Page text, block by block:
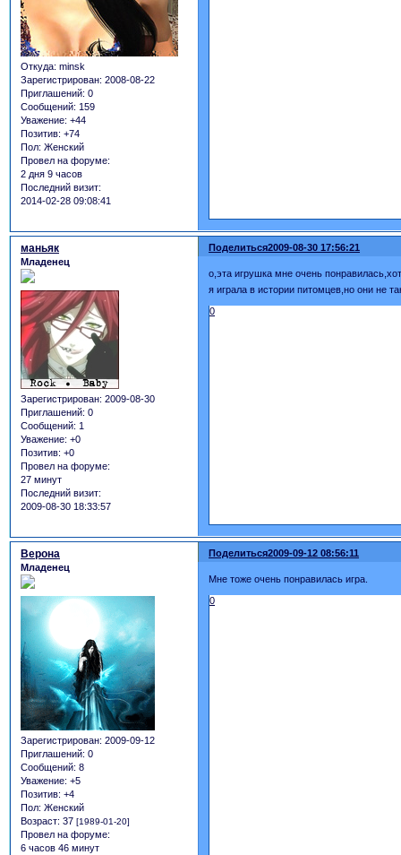
Откуда: minsk
Зарегистрирован: 2008-08-22
Приглашений: 0
Сообщений: 159
Уважение: +44
Позитив: +74
Пол: Женский
Провел на форуме:
2 дня 9 часов
Последний визит:
2014-02-28 09:08:41
Поделиться2009-08-30 17:56:21
маньяк
Младенец
Зарегистрирован: 2009-08-30
Приглашений: 0
Сообщений: 1
Уважение: +0
Позитив: +0
Провел на форуме:
27 минут
Последний визит:
2009-08-30 18:33:57
о,эта игрушка мне очень
я играла в истории питомцев,но они не
0
Поделиться2009-09-12 08:56:11
Верона
Младенец
Зарегистрирован: 2009-09-12
Приглашений: 0
Сообщений: 8
Уважение: +5
Позитив: +4
Пол: Женский
Возраст: 37 [1989-01-20]
Провел на форуме:
6 часов 46 минут
Мне тоже очень понравилась игра.
0